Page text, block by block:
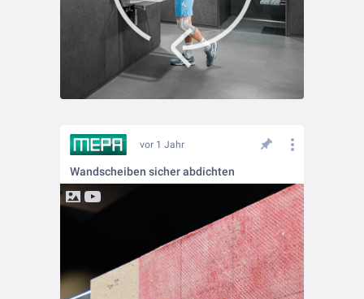
vor 1 Jahr
Wandscheiben sicher abdichten